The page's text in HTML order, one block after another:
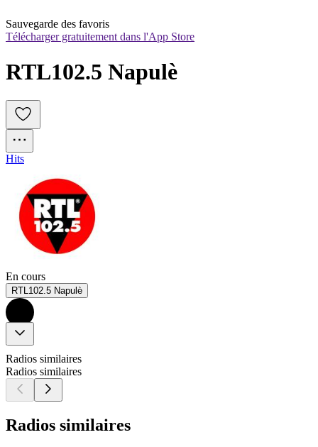
Sauvegarde des favoris
Télécharger gratuitement dans l'App Store
RTL102.5 Napulè
Hits
En cours
RTL102.5 Napulè
Radios similaires
Radios similaires
Radios similaires